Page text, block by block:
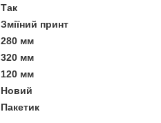
Так
Зміїний принт
280 мм
320 мм
120 мм
Новий
Пакетик